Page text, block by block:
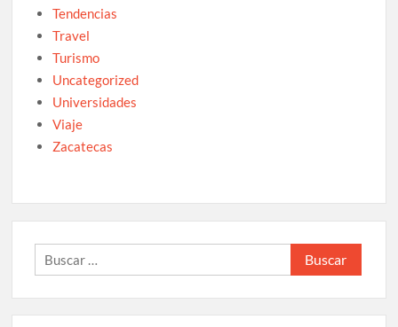
Tendencias
Travel
Turismo
Uncategorized
Universidades
Viaje
Zacatecas
Buscar: